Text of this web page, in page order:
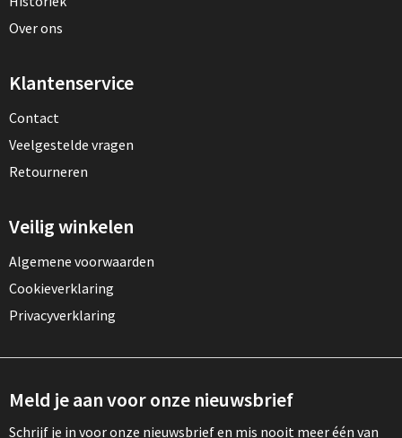
Over ons
Klantenservice
Contact
Veelgestelde vragen
Retourneren
Veilig winkelen
Algemene voorwaarden
Cookieverklaring
Privacyverklaring
Meld je aan voor onze nieuwsbrief
Schrijf je in voor onze nieuwsbrief en mis nooit meer één van